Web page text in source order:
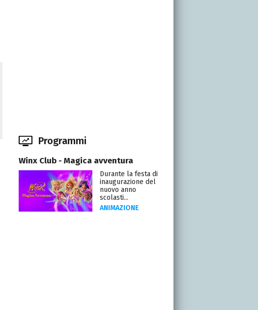
Programmi
Winx Club - Magica avventura
Durante la festa di
inaugurazione del
nuovo anno
scolasti...
ANIMAZIONE